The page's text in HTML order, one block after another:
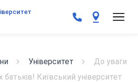
Університет
До уваги
батьків! Київський університет